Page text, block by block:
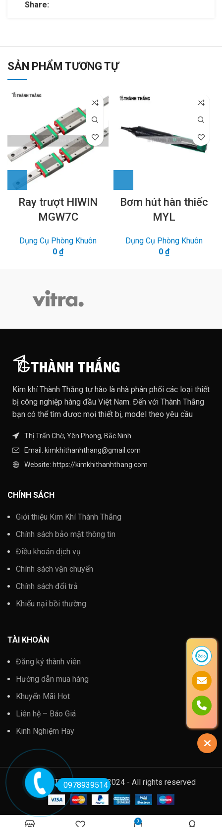
Share:
SẢN PHẨM TƯƠNG TỰ
Ray trượt HIWIN
MGW7C
Dụng Cụ Phòng Khuôn
0 ₫
Bơm hút hàn thiếc
MYL
Dụng Cụ Phòng Khuôn
0 ₫
Kim khí Thành Thắng tự hào là nhà phân phối các loại thiết
bị công nghiệp hàng đầu Việt Nam. Đến với Thành Thắng
bạn có thể tìm được mọi thiết bị, model theo yêu cầu
Thị Trấn Chờ, Yên Phong, Bắc Ninh
Email: kimkhithanhthang@gmail.com
Website: https://kimkhithanhthang.com
CHÍNH SÁCH
Giới thiệu Kim Khí Thành Thắng
Chính sách bảo mật thông tin
Điều khoản dịch vụ
Chính sách vận chuyển
Chính sách đổi trả
Khiếu nại bồi thường
TÀI KHOẢN
Đăng ký thành viên
Hướng dẫn mua hàng
Khuyến Mãi Hot
Liên hệ – Báo Giá
Kinh Nghiệm Hay
Kim Khí Thành Thắng @2024 - All rights reserved
0
0978939514